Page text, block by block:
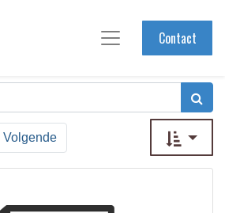
Contact
Volgende